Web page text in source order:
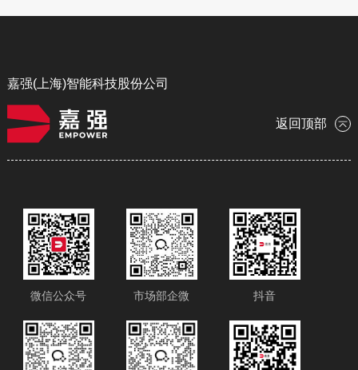
嘉强(上海)智能科技股份公司
返回顶部
微信公众号 市场部企微 抖音